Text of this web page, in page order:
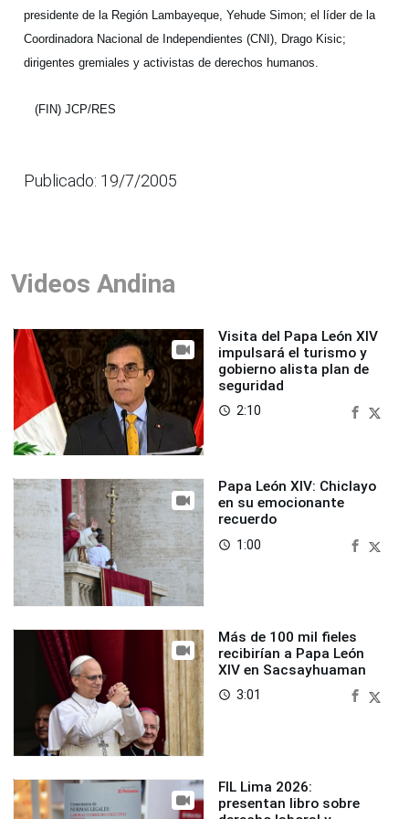
presidente de la Región Lambayeque, Yehude Simon; el líder de la
Coordinadora Nacional de Independientes (CNI), Drago Kisic;
dirigentes gremiales y activistas de derechos humanos.
(FIN) JCP/RES
Publicado: 19/7/2005
Videos Andina
Visita del Papa León XIV
impulsará el turismo y
gobierno alista plan de
seguridad
access_time 2:10
Papa León XIV: Chiclayo
en su emocionante
recuerdo
access_time 1:00
Más de 100 mil fieles
recibirían a Papa León
XIV en Sacsayhuaman
access_time 3:01
FIL Lima 2026:
presentan libro sobre